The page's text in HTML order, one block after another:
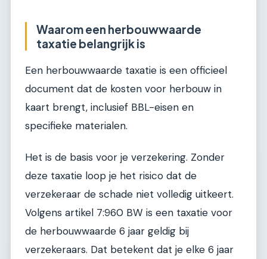
Waarom een herbouwwaarde
taxatie belangrijk is
Een herbouwwaarde taxatie is een officieel
document dat de kosten voor herbouw in
kaart brengt, inclusief BBL-eisen en
specifieke materialen.
Het is de basis voor je verzekering. Zonder
deze taxatie loop je het risico dat de
verzekeraar de schade niet volledig uitkeert.
Volgens artikel 7:960 BW is een taxatie voor
de herbouwwaarde 6 jaar geldig bij
verzekeraars. Dat betekent dat je elke 6 jaar